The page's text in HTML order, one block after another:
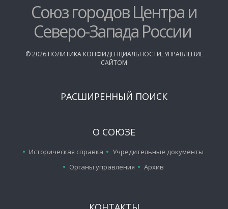
Союз городов Центра и
Северо-Запада России
©2026 ПОЛИТИКА КОНФИДЕНЦИАЛЬНОСТИ, УПРАВЛЕНИЕ
САЙТОМ
РАСШИРЕННЫЙ ПОИСК
О СОЮЗЕ
Историческая справка
Учредительные документы
Органы управления
Архив